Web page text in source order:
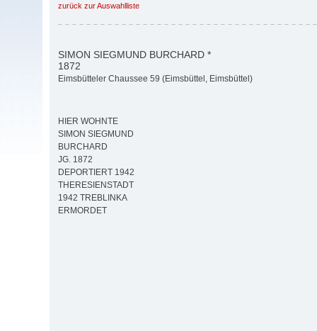
zurück zur Auswahlliste
SIMON SIEGMUND BURCHARD *
1872
Eimsbütteler Chaussee 59 (Eimsbüttel, Eimsbüttel)
HIER WOHNTE
SIMON SIEGMUND
BURCHARD
JG. 1872
DEPORTIERT 1942
THERESIENSTADT
1942 TREBLINKA
ERMORDET